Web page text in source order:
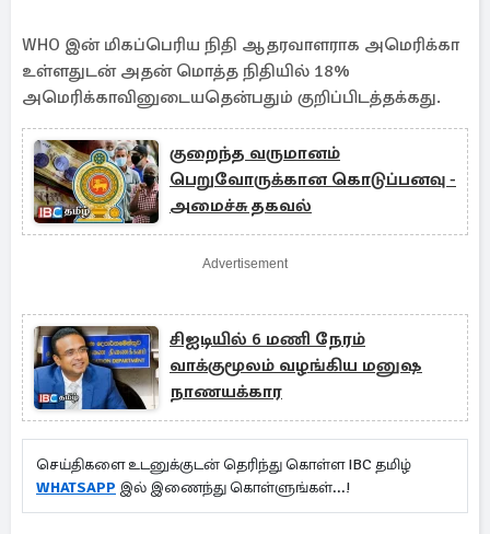
WHO இன் மிகப்பெரிய நிதி ஆதரவாளராக அமெரிக்கா
உள்ளதுடன் அதன் மொத்த நிதியில் 18%
அமெரிக்காவினுடையதென்பதும் குறிப்பிடத்தக்கது.
குறைந்த வருமானம்
பெறுவோருக்கான கொடுப்பனவு -
அமைச்சு தகவல்
Advertisement
சிஐடியில் 6 மணி நேரம்
வாக்குமூலம் வழங்கிய மனுஷ
நாணயக்கார
செய்திகளை உடனுக்குடன் தெரிந்து கொள்ள IBC தமிழ்
WHATSAPP இல் இணைந்து கொள்ளுங்கள்...!